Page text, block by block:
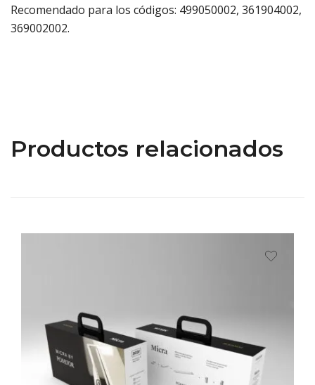
Recomendado para los códigos: 499050002, 361904002,
369002002.
Productos relacionados